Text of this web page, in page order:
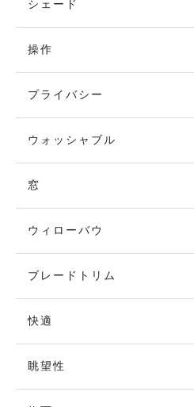
シェード
操作
プライバシー
ウォッシャブル
窓
ウィローバウ
ブレードトリム
快適
眺望性